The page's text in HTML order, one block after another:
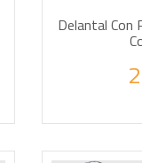
Delantal Con